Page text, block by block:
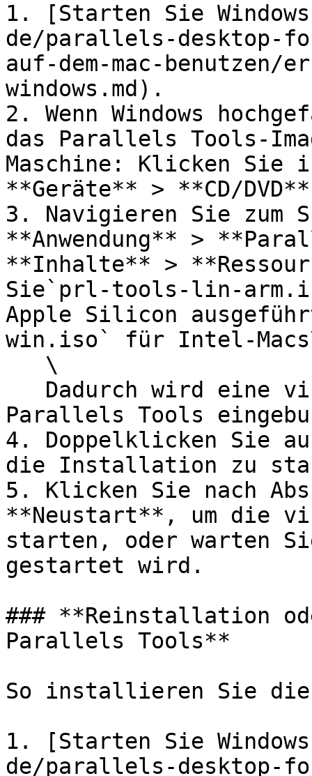
1. [Starten Sie
de/parallels-desktop-
auf-dem-mac-
windows.md).
2. Wenn Windows
das Parallels Tools-
Maschine: Klicken Sie
**Geräte** > **CD/
3. Navigieren Sie zum
**Anwendung** >
**Inhalte** >
Sie`prl-tools-lin-
Apple Silicon
win.iso` für Intel-
Parallels Tools
4. Doppelklicken Sie
die Installation zu
5. Klicken Sie nach
**Neustart**, um die
starten, oder warten
gestartet wird.
### **Reinstallation
Parallels Tools**
So installieren Sie
1. [Starten Sie
de/parallels-desktop-